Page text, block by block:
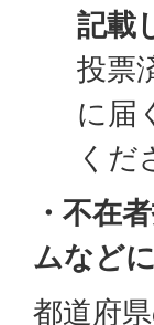
記載
投票
に届
くだ
・不在
ムなど
都道府